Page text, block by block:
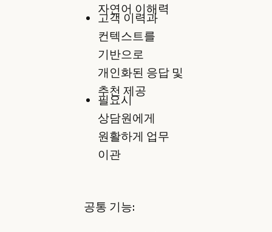
자연어 이해력
고객 이력과
컨텍스트를
기반으로
개인화된 응답 및
추천 제공
필요시
상담원에게
원활하게 업무
이관
공통 기능: